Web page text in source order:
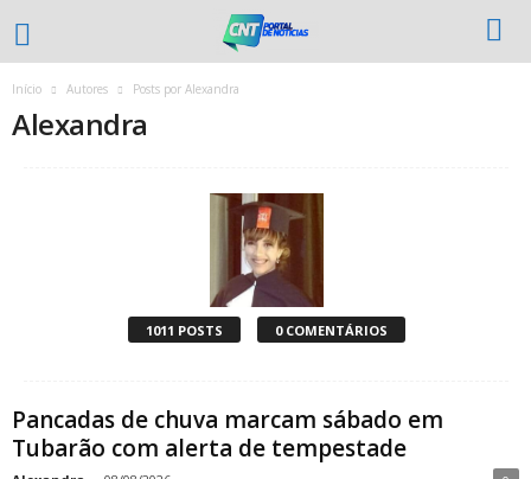
Início Autores Posts por Alexandra
Alexandra
1011 POSTS 0 COMENTÁRIOS
Pancadas de chuva marcam sábado em
Tubarão com alerta de tempestade